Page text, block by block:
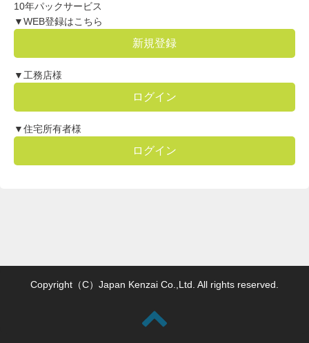
10年パックサービス
▼WEB登録はこちら
新規登録
▼工務店様
ログイン
▼住宅所有者様
ログイン
Copyright（C）Japan Kenzai Co.,Ltd. All rights reserved.